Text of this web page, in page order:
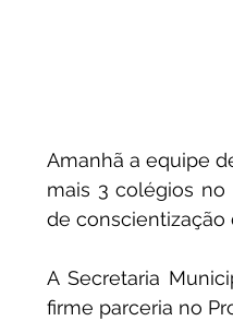
Amanhã a equipe
mais 3 colégios
de conscientização
A Secretaria
firme parceria no